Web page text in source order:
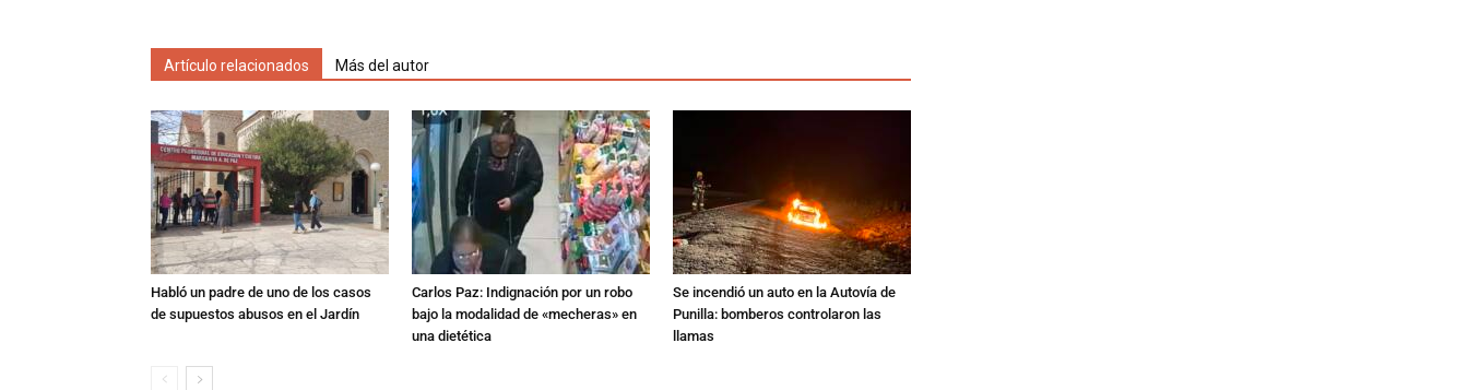
Artículo relacionados Más del autor
Habló un padre de uno de los casos
de supuestos abusos en el Jardín
Carlos Paz: Indignación por un robo
bajo la modalidad de «mecheras» en
una dietética
Se incendió un auto en la Autovía de
Punilla: bomberos controlaron las
llamas